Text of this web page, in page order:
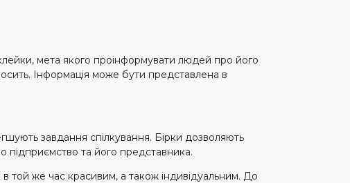
мета якого проінформувати людей про його
Інформація може бути представлена ​​в
завдання спілкування. Бірки дозволяють
підприємство та його представника.
той же час красивим, а також індивідуальним. До